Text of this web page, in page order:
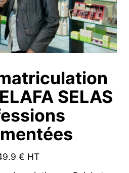
SELAS
€ HT